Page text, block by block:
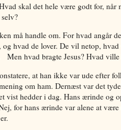
skal det hele være godt for, når
må handle om. For hvad angår
hvad de lover. De vil netop,
Men hvad bragte Jesus? Hvad ville
at han ikke var ude efter
om ham. Dernæst var det
vist hedder i dag. Hans ærinde og
for hans ærinde var alene at